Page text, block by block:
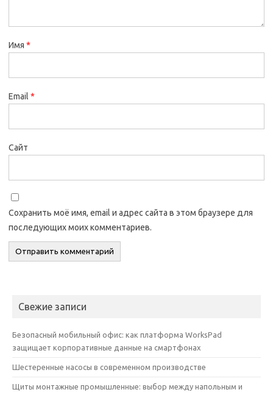
Имя *
Email *
Сайт
Сохранить моё имя, email и адрес сайта в этом браузере для
последующих моих комментариев.
Свежие записи
Безопасный мобильный офис: как платформа WorksPad
защищает корпоративные данные на смартфонах
Шестеренные насосы в современном производстве
Щиты монтажные промышленные: выбор между напольным и